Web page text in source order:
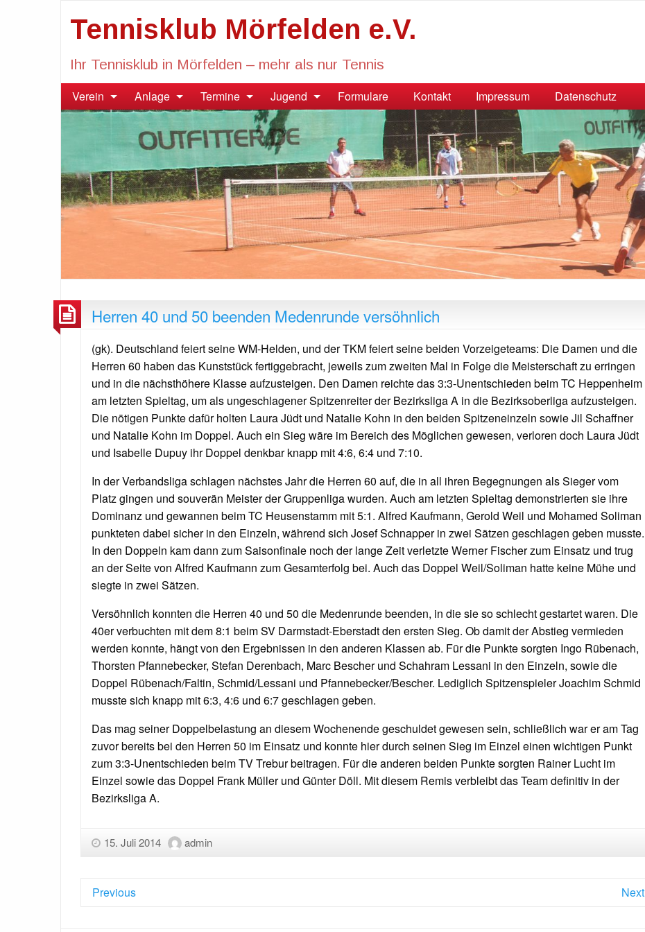
Tennisklub Mörfelden e.V.
Ihr Tennisklub in Mörfelden – mehr als nur Tennis
Verein
Anlage Termine Jugend Formulare Kontakt Impressum Datenschutz
Herren 40 und 50 beenden Medenrunde versöhnlich
(gk). Deutschland feiert seine WM-Helden, und der TKM feiert seine beiden Vorzeigeteams: Die Damen und die
Herren 60 haben das Kunststück fertiggebracht, jeweils zum zweiten Mal in Folge die Meisterschaft zu erringen
und in die nächsthöhere Klasse aufzusteigen. Den Damen reichte das 3:3-Unentschieden beim TC Heppenheim
am letzten Spieltag, um als ungeschlagener Spitzenreiter der Bezirksliga A in die Bezirksoberliga aufzusteigen.
Die nötigen Punkte dafür holten Laura Jüdt und Natalie Kohn in den beiden Spitzeneinzeln sowie Jil Schaffner
und Natalie Kohn im Doppel. Auch ein Sieg wäre im Bereich des Möglichen gewesen, verloren doch Laura Jüdt
und Isabelle Dupuy ihr Doppel denkbar knapp mit 4:6, 6:4 und 7:10.
In der Verbandsliga schlagen nächstes Jahr die Herren 60 auf, die in all ihren Begegnungen als Sieger vom
Platz gingen und souverän Meister der Gruppenliga wurden. Auch am letzten Spieltag demonstrierten sie ihre
Dominanz und gewannen beim TC Heusenstamm mit 5:1. Alfred Kaufmann, Gerold Weil und Mohamed Soliman
punkteten dabei sicher in den Einzeln, während sich Josef Schnapper in zwei Sätzen geschlagen geben musste.
In den Doppeln kam dann zum Saisonfinale noch der lange Zeit verletzte Werner Fischer zum Einsatz und trug
an der Seite von Alfred Kaufmann zum Gesamterfolg bei. Auch das Doppel Weil/Soliman hatte keine Mühe und
siegte in zwei Sätzen.
Versöhnlich konnten die Herren 40 und 50 die Medenrunde beenden, in die sie so schlecht gestartet waren. Die
40er verbuchten mit dem 8:1 beim SV Darmstadt-Eberstadt den ersten Sieg. Ob damit der Abstieg vermieden
werden konnte, hängt von den Ergebnissen in den anderen Klassen ab. Für die Punkte sorgten Ingo Rübenach,
Thorsten Pfannebecker, Stefan Derenbach, Marc Bescher und Schahram Lessani in den Einzeln, sowie die
Doppel Rübenach/Faltin, Schmid/Lessani und Pfannebecker/Bescher. Lediglich Spitzenspieler Joachim Schmid
musste sich knapp mit 6:3, 4:6 und 6:7 geschlagen geben.
Das mag seiner Doppelbelastung an diesem Wochenende geschuldet gewesen sein, schließlich war er am Tag
zuvor bereits bei den Herren 50 im Einsatz und konnte hier durch seinen Sieg im Einzel einen wichtigen Punkt
zum 3:3-Unentschieden beim TV Trebur beitragen. Für die anderen beiden Punkte sorgten Rainer Lucht im
Einzel sowie das Doppel Frank Müller und Günter Döll. Mit diesem Remis verbleibt das Team definitiv in der
Bezirksliga A.
15. Juli 2014 admin
Previous Next